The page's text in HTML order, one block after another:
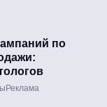
по
Реклама